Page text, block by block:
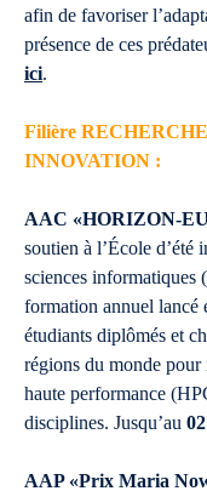
afin de favoriser
présence de ces
ici.
Filière
INNOVATION :
AAC «HORIZON-
soutien à l’École d’été
sciences informatiques
formation annuel lancé
étudiants diplômés et
régions du monde
haute performance
disciplines. Jusqu’au
AAP «Prix Maria